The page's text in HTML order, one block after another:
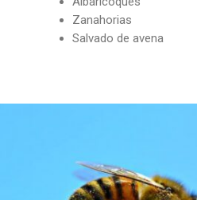
Zanahorias
Salvado de avena